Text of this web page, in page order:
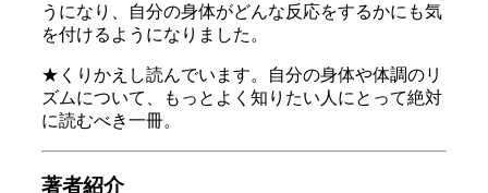
うになり、自分の身体がどんな反応をするかにも気
を付けるようになりました。
★くりかえし読んでいます。自分の身体や体調のリ
ズムについて、もっとよく知りたい人にとって絶対
に読むべき一冊。
著者紹介